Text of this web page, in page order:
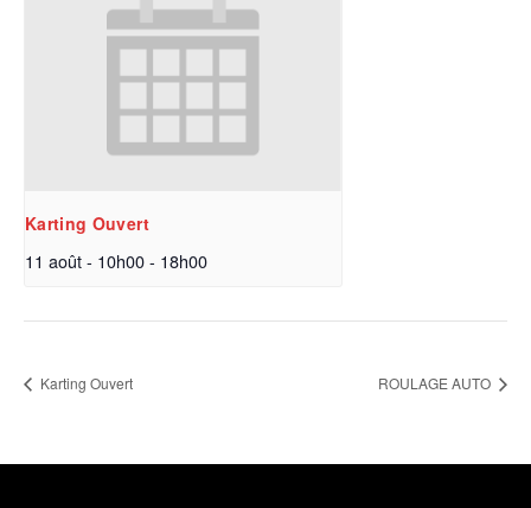
Karting Ouvert
11 août - 10h00- 18h00
Karting Ouvert ROULAGE AUTO